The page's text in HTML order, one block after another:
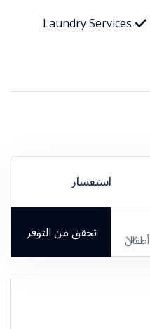
Laundry Services
استفسار
أطفال تحقق من التوفر